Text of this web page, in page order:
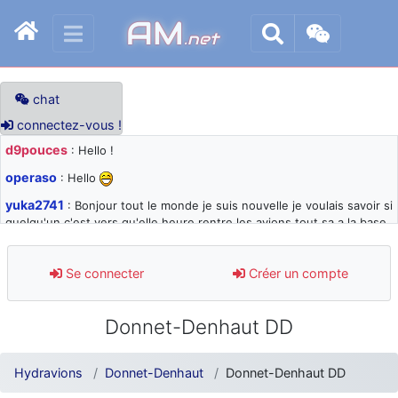
AM.net
chat
connectez-vous !
d9pouces : Hello !
operaso : Hello
yuka2741 : Bonjour tout le monde je suis nouvelle je voulais savoir si
quelqu'un c'est vers qu'elle heure rentre les avions tout sa a la base
d9pouces: désolé pour les quelques blocages du site ces derniers
jours : je teste des méthodes contre le spam et les bots trop nocifs
: Super, la nouvelle bannière
d9pouces
: je suis un avion@,._,+ > lesquels ? je ne suis pas sûr de
comprendre
Se connecter Créer un compte
Donnet-Denhaut DD
Hydravions Donnet-Denhaut Donnet-Denhaut DD